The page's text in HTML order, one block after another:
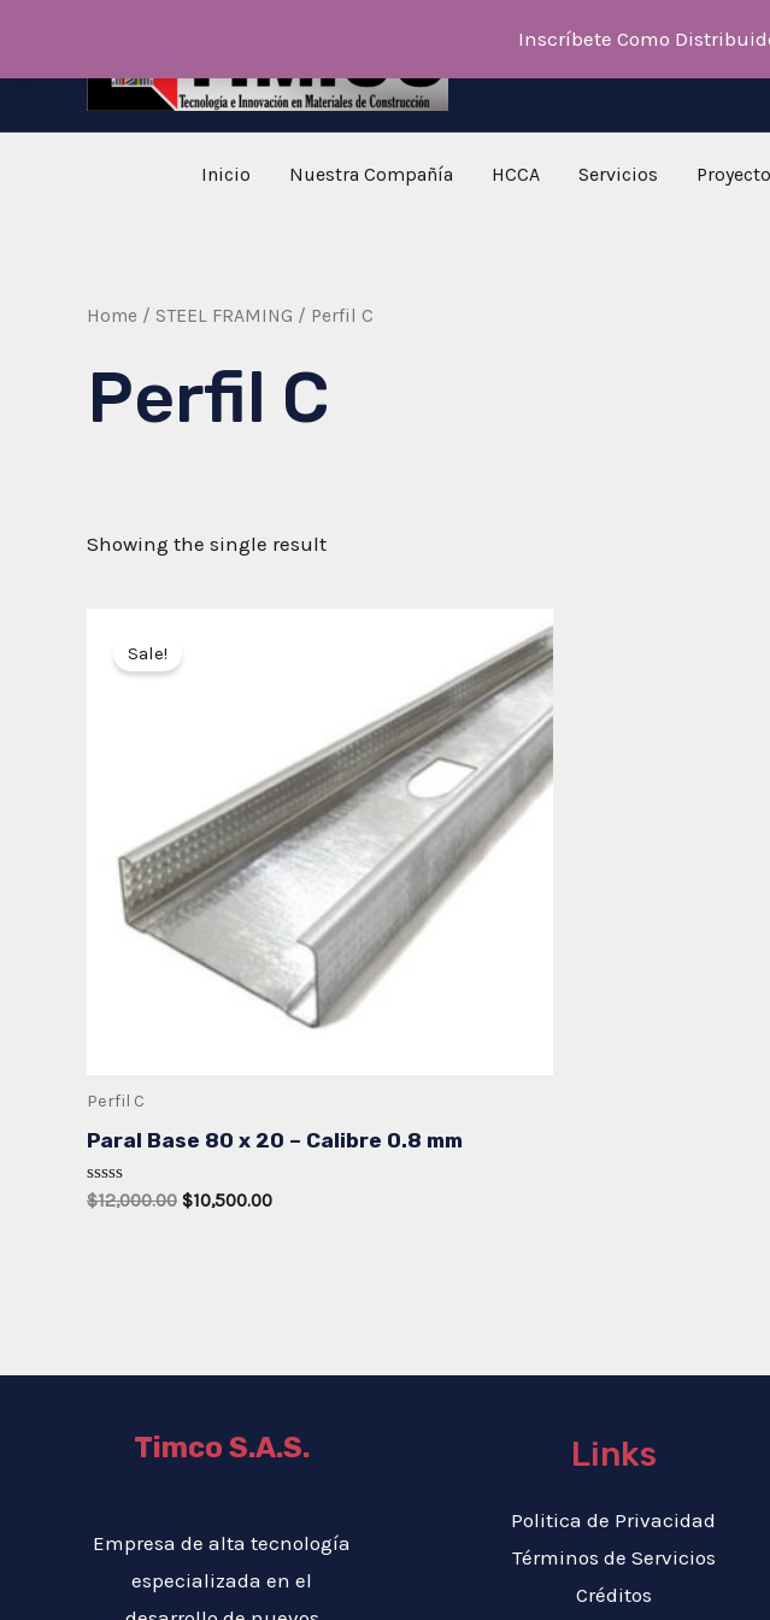
Inicio Nuestra Compañía HCCA Servicios
Home / STEEL FRAMING / Perfil C
Perfil C
Showing the single result
Sale!
Perfil C
Paral Base 80 x 20 – Calibre 0.8 mm
Rated
0
$12,000.00 Original
$10,500.00Current
Timco S.A.S.
Empresa de alta tecnología
especializada en el
Links
Politica de Privacidad
Términos de Servicios
Créditos
Inscríbete Como